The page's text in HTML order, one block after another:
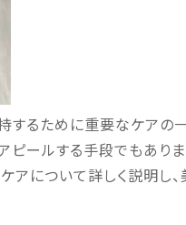
するために重要なケアの
ピールする手段でもあり
アについて詳しく説明